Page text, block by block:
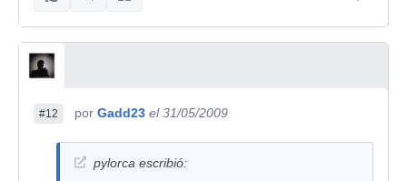
#12 por Gadd23 el 31/05/2009
pylorca escribió: